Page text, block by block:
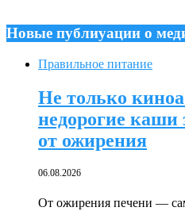
Новые публиуации о
Правильное питание
Не только
недорогие
от ожирения
06.08.2026
От ожирения печени —